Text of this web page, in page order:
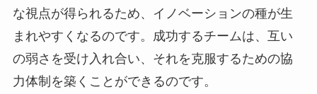
な視点が得られるため、イノベーションの種が生
まれやすくなるのです。成功するチームは、互い
の弱さを受け入れ合い、それを克服するための協
力体制を築くことができるのです。